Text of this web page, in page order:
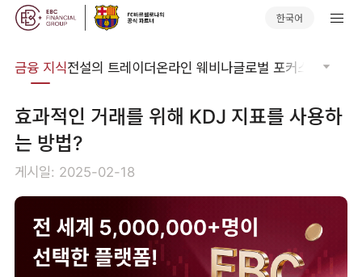
한국어
금융 지식전설의 트레이더온라인 웨비나글로벌 포커스 기술적
효과적인 거래를 위해 KDJ 지표를 사용하
는 방법?
게시일: 2025-02-18